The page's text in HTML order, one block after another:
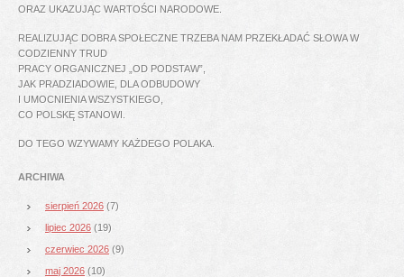
ORAZ UKAZUJĄC WARTOŚCI NARODOWE.
REALIZUJĄC DOBRA SPOŁECZNE TRZEBA NAM PRZEKŁADAĆ SŁOWA W
CODZIENNY TRUD
PRACY ORGANICZNEJ „OD PODSTAW”,
JAK PRADZIADOWIE, DLA ODBUDOWY
I UMOCNIENIA WSZYSTKIEGO,
CO POLSKĘ STANOWI.
DO TEGO WZYWAMY KAŻDEGO POLAKA.
ARCHIWA
sierpień 2026 (7)
lipiec 2026 (19)
czerwiec 2026 (9)
maj 2026 (10)